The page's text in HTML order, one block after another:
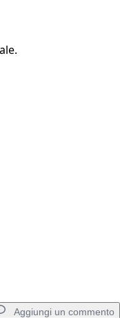
Aggiungi un commento